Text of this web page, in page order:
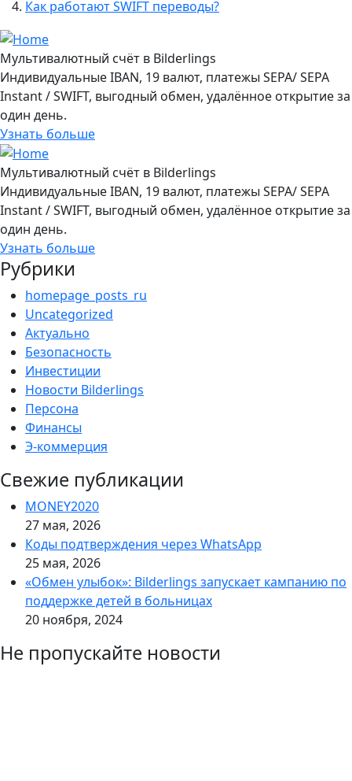
Как работают SWIFT переводы?
Мультивалютный счёт в Bilderlings
Индивидуальные IBAN, 19 валют, платежы SEPA/ SEPA
Instant / SWIFT, выгодный обмен, удалённое открытие за
один день.
Узнать больше
Мультивалютный счёт в Bilderlings
Индивидуальные IBAN, 19 валют, платежы SEPA/ SEPA
Instant / SWIFT, выгодный обмен, удалённое открытие за
один день.
Узнать больше
Рубрики
homepage_posts_ru
Uncategorized
Актуально
Безопасность
Инвестиции
Новости Bilderlings
Персона
Финансы
Э-коммерция
Свежие публикации
MONEY2020
27 мая, 2026
Коды подтверждения через WhatsApp
25 мая, 2026
«Обмен улыбок»: Bilderlings запускает кампанию по
поддержке детей в больницах
20 ноября, 2024
Не пропускайте новости